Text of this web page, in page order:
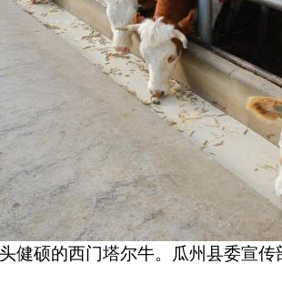
健硕的西门塔尔牛。瓜州县委宣传